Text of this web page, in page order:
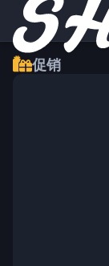
促销